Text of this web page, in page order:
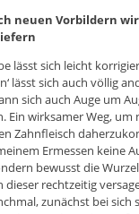
neuen Vorbildern
lässt sich leicht
lässt sich auch völlig
sich auch Auge um
Ein wirksamer Weg,
Zahnfleisch
Ermessen keine
bewusst die
dieser rechtzeitig
zunächst bei sich